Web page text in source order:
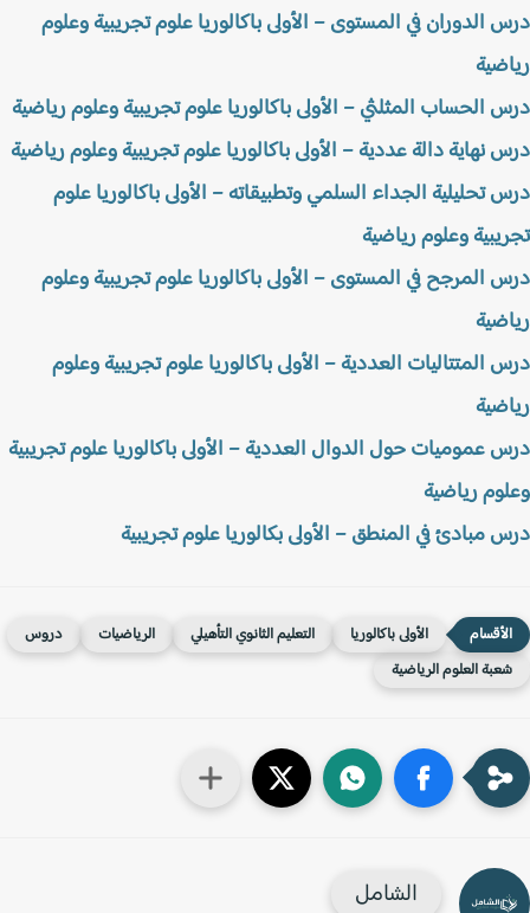
الدوران في المستوى – الأولى باكالوريا علوم تجريبية وعلوم
الحساب المثلثي – الأولى باكالوريا علوم تجريبية وعلوم رياضية
نهاية دالة عددية – الأولى باكالوريا علوم تجريبية وعلوم رياضية
تحليلية الجداء السلمي وتطبيقاته – الأولى باكالوريا علوم
وعلوم رياضية
المرجح في المستوى – الأولى باكالوريا علوم تجريبية وعلوم
المتتاليات العددية – الأولى باكالوريا علوم تجريبية وعلوم
عموميات حول الدوال العددية – الأولى باكالوريا علوم تجريبية
رياضية
مبادئ في المنطق – الأولى بكالوريا علوم تجريبية
الأولى باكالوريا التعليم الثانوي التأهيلي الرياضيات
دروس
العلوم الرياضية
الشامل